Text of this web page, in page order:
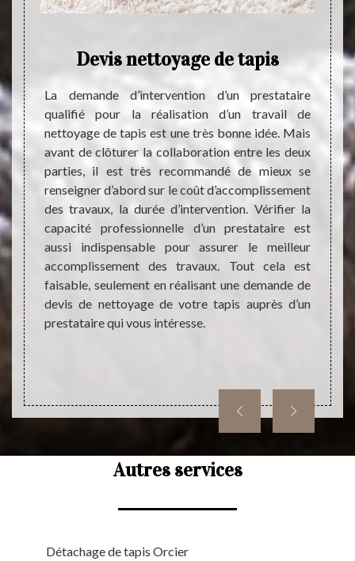
tapis
il
clef
une
de
Devis nettoyage de tapis
La demande d’intervention d’un prestataire
qualifié pour la réalisation d’un travail de
nettoyage de tapis est une très bonne idée. Mais
avant de clôturer la collaboration entre les deux
parties, il est très recommandé de mieux se
renseigner d’abord sur le coût d’accomplissement
des travaux, la durée d’intervention. Vérifier la
capacité professionnelle d’un prestataire est
aussi indispensable pour assurer le meilleur
accomplissement des travaux. Tout cela est
faisable, seulement en réalisant une demande de
devis de nettoyage de votre tapis auprès d’un
prestataire qui vous intéresse.
Le
qui
la
par
est
de
sur
Autres services
Détachage de tapis Orcier